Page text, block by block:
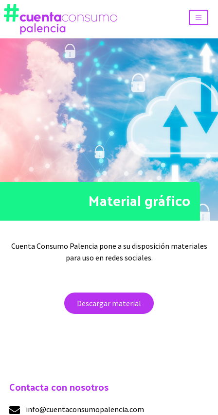
Material gráfico
Cuenta Consumo Palencia pone a su disposición materiales
para uso en redes sociales.
Descargar material
Contacta con nosotros
info@cuentaconsumopalencia.com